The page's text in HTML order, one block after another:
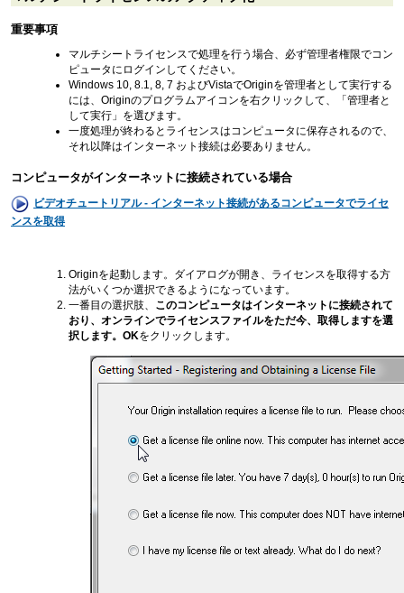
重要事項
マルチシートライセンスで処理を行う場合、必ず管理者権限でコン
ピュータにログインしてください。
Windows 10, 8.1, 8, 7 およびVistaでOriginを管理者として実行する
には、Originのプログラムアイコンを右クリックして、「管理者と
して実行」を選びます。
一度処理が終わるとライセンスはコンピュータに保存されるので、
それ以降はインターネット接続は必要ありません。
コンピュータがインターネットに接続されている場合
ビデオチュートリアル - インターネット接続があるコンピュータでライセ
ンスを取得
Originを起動します。ダイアログが開き、ライセンスを取得する方
法がいくつか選択できるようになっています。
一番目の選択肢、 このコンピュータはインターネットに接続されて
おり、 オンラインでライセンスファイルをただ今、取得しますを選
択します。 OKをクリックします。